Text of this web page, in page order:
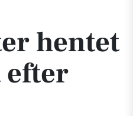
truende konfrontation under
hentet